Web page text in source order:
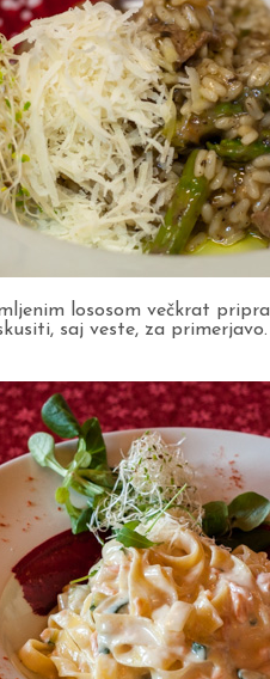
lososom večkrat
saj veste, za